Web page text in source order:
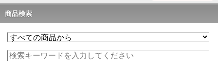
商品検索